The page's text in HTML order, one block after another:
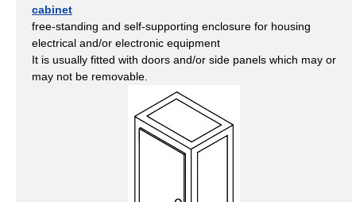
cabinet
free-standing and self-supporting enclosure for housing
electrical and/or electronic equipment
It is usually fitted with doors and/or side panels which may or
may not be removable.